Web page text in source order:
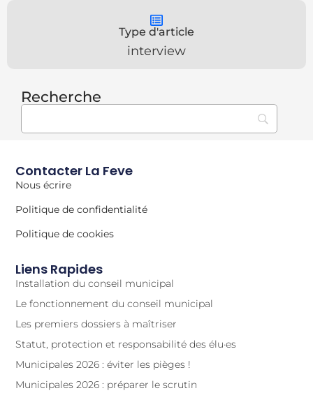
Type d'article
interview
Recherche
Liens Rapides
Installation du conseil municipal
Le fonctionnement du conseil municipal
Les premiers dossiers à maîtriser
Statut, protection et responsabilité des élu·es
Municipales 2026 : éviter les pièges !
Municipales 2026 : préparer le scrutin
Contacter La Feve
Nous écrire
Politique de confidentialité
Politique de cookies